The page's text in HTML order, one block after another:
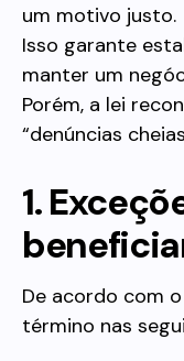
um motivo justo.
Isso garante
manter um
Porém, a lei
“denúncias
1.
De acordo com
término nas